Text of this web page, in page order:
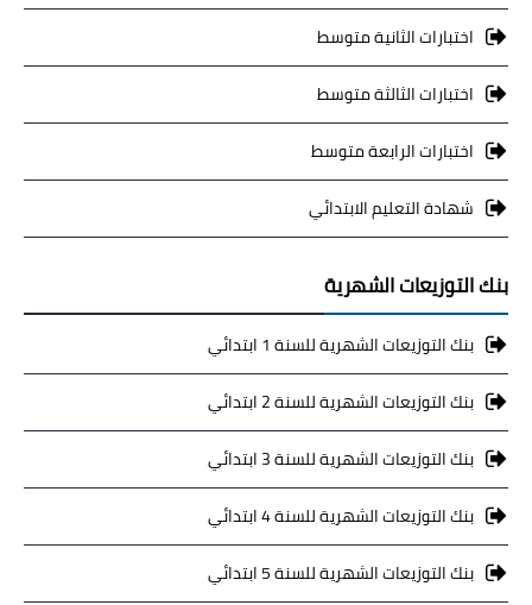
اختبارات الثانية متوسط
اختبارات الثالثة متوسط
اختبارات الرابعة متوسط
شهادة التعليم الابتدائي
بنك التوزيعات الشهرية
بنك التوزيعات الشهرية للسنة 1 ابتدائي
بنك التوزيعات الشهرية للسنة 2 ابتدائي
بنك التوزيعات الشهرية للسنة 3 ابتدائي
بنك التوزيعات الشهرية للسنة 4 ابتدائي
بنك التوزيعات الشهرية للسنة 5 ابتدائي